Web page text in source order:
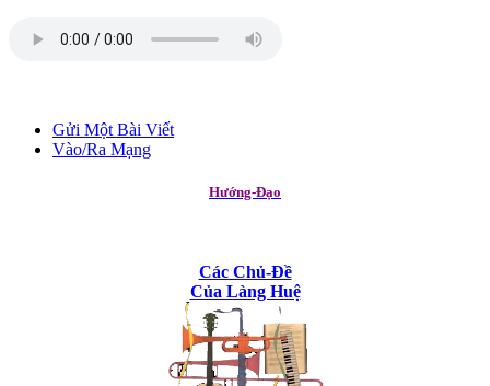
Gửi Một Bài Viết
Vào/Ra Mạng
Hướng-Đạo
Các Chủ-Đề
Của Làng Huệ